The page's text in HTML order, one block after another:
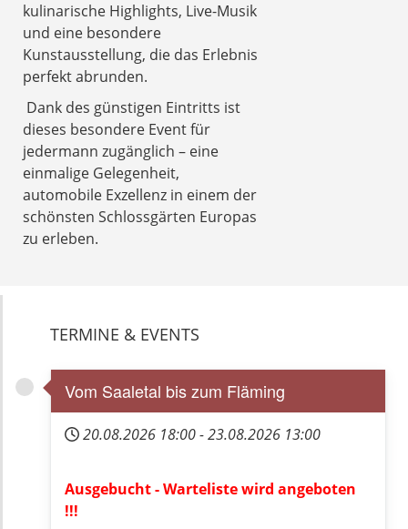
kulinarische Highlights, Live-Musik
und eine besondere
Kunstausstellung, die das Erlebnis
perfekt abrunden.
Dank des günstigen Eintritts ist
dieses besondere Event für
jedermann zugänglich – eine
einmalige Gelegenheit,
automobile Exzellenz in einem der
schönsten Schlossgärten Europas
zu erleben.
TERMINE & EVENTS
Vom Saaletal bis zum Fläming
20.08.2026 18:00-23.08.2026 13:00
Ausgebucht - Warteliste wird angeboten
!!!